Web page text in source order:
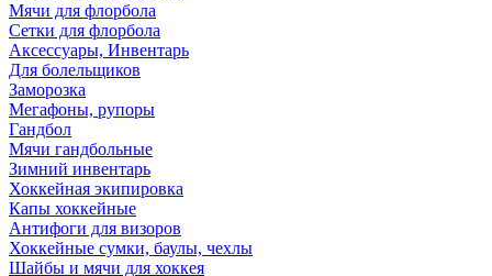
Мячи для флорбола
Сетки для флорбола
Аксессуары, Инвентарь
Для болельщиков
Заморозка
Мегафоны, рупоры
Гандбол
Мячи гандбольные
Зимний инвентарь
Хоккейная экипировка
Капы хоккейные
Антифоги для визоров
Хоккейные сумки, баулы, чехлы
Шайбы и мячи для хоккея